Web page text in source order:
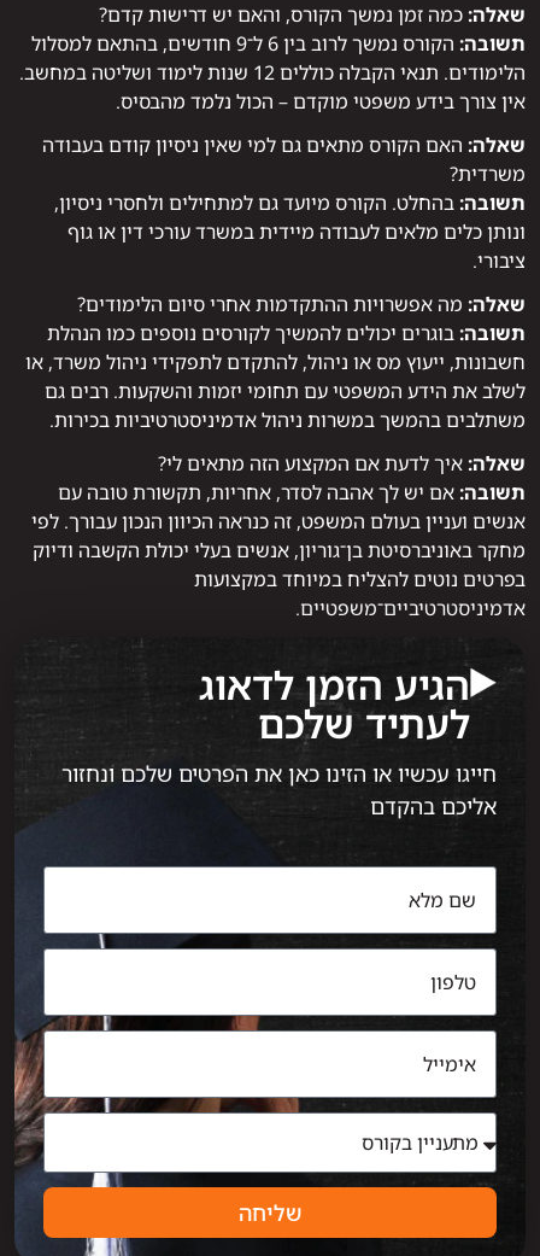
שאלה:כמה זמן נמשך הקורס, והאם יש דרישות קדם?
תשובה:
הקורס נמשך לרוב בין 6 ל־9 חודשים, בהתאם למסלול
הלימודים. תנאי הקבלה כוללים 12 שנות לימוד ושליטה במחשב.
אין צורך בידע משפטי מוקדם – הכול נלמד מהבסיס.
שאלה: האם הקורס מתאים גם למי שאין ניסיון קודם בעבודה
משרדית?
תשובה:בהחלט. הקורס מיועד גם למתחילים ולחסרי ניסיון,
ונותן כלים מלאים לעבודה מיידית במשרד עורכי דין או גוף
ציבורי.
שאלה: מה אפשרויות ההתקדמות אחרי סיום הלימודים?
תשובה:בוגרים יכולים להמשיך לקורסים נוספים כמו הנהלת
חשבונות, ייעוץ מס או ניהול, להתקדם לתפקידי ניהול משרד, או
לשלב את הידע המשפטי עם תחומי יזמות והשקעות. רבים גם
משתלבים בהמשך במשרות ניהול אדמיניסטרטיביות בכירות.
שאלה:איך לדעת אם המקצוע הזה מתאים לי?
תשובה:אם יש לך אהבה לסדר, אחריות, תקשורת טובה עם
אנשים ועניין בעולם המשפט, זה כנראה הכיוון הנכון עבורך. לפי
מחקר באוניברסיטת בן־גוריון, אנשים בעלי יכולת הקשבה ודיוק
בפרטים נוטים להצליח במיוחד במקצועות
אדמיניסטרטיביים־משפטיים.
הגיע הזמן לדאוג
לעתיד שלכם
חייגו עכשיו או הזינו כאן את הפרטים שלכם ונחזור
אליכם בהקדם
שליחה